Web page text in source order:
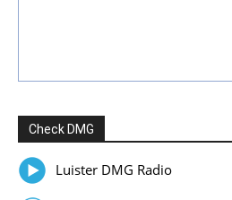
Check DMG
Luister DMG Radio